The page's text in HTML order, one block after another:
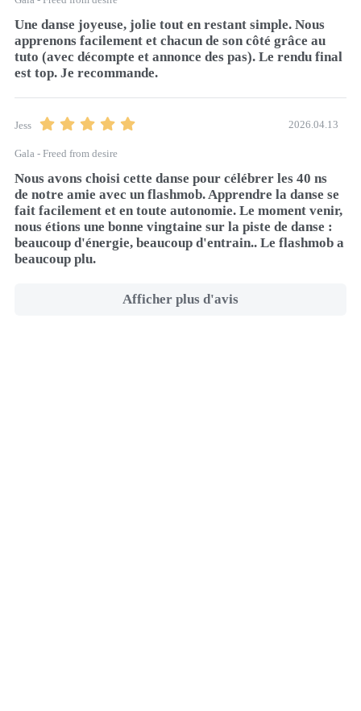
Une danse joyeuse, jolie tout en restant simple. Nous
apprenons facilement et chacun de son côté grâce au
tuto (avec décompte et annonce des pas). Le rendu final
est top. Je recommande.
Jess 2026.04.13
Gala - Freed from desire
Nous avons choisi cette danse pour célébrer les 40 ns
de notre amie avec un flashmob. Apprendre la danse se
fait facilement et en toute autonomie. Le moment venir,
nous étions une bonne vingtaine sur la piste de danse :
beaucoup d'énergie, beaucoup d'entrain.. Le flashmob a
beaucoup plu.
Afficher plus d'avis